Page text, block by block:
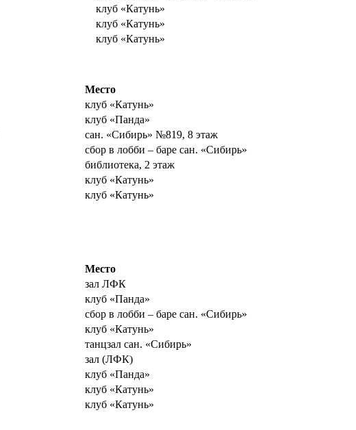
клуб «Катунь»
клуб «Катунь»
клуб «Катунь»
Место
клуб «Катунь»
клуб «Панда»
сан. «Сибирь» №819, 8 этаж
сбор в лобби – баре сан. «Сибирь»
библиотека, 2 этаж
клуб «Катунь»
клуб «Катунь»
Место
зал ЛФК
клуб «Панда»
сбор в лобби – баре сан. «Сибирь»
клуб «Катунь»
танцзал сан. «Сибирь»
зал (ЛФК)
клуб «Панда»
клуб «Катунь»
клуб «Катунь»